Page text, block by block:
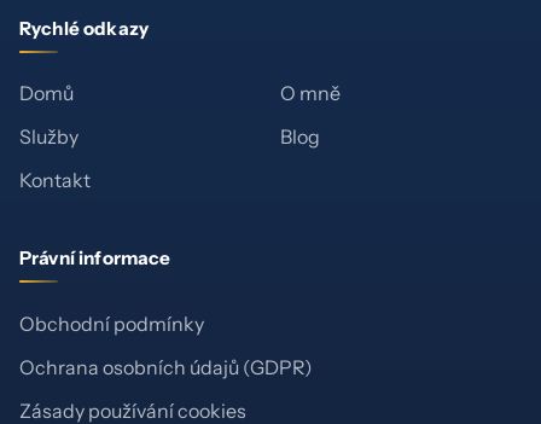
Rychlé odkazy
Domů
O mně
Služby
Blog
Kontakt
Právní informace
Obchodní podmínky
Ochrana osobních údajů (GDPR)
Zásady používání cookies